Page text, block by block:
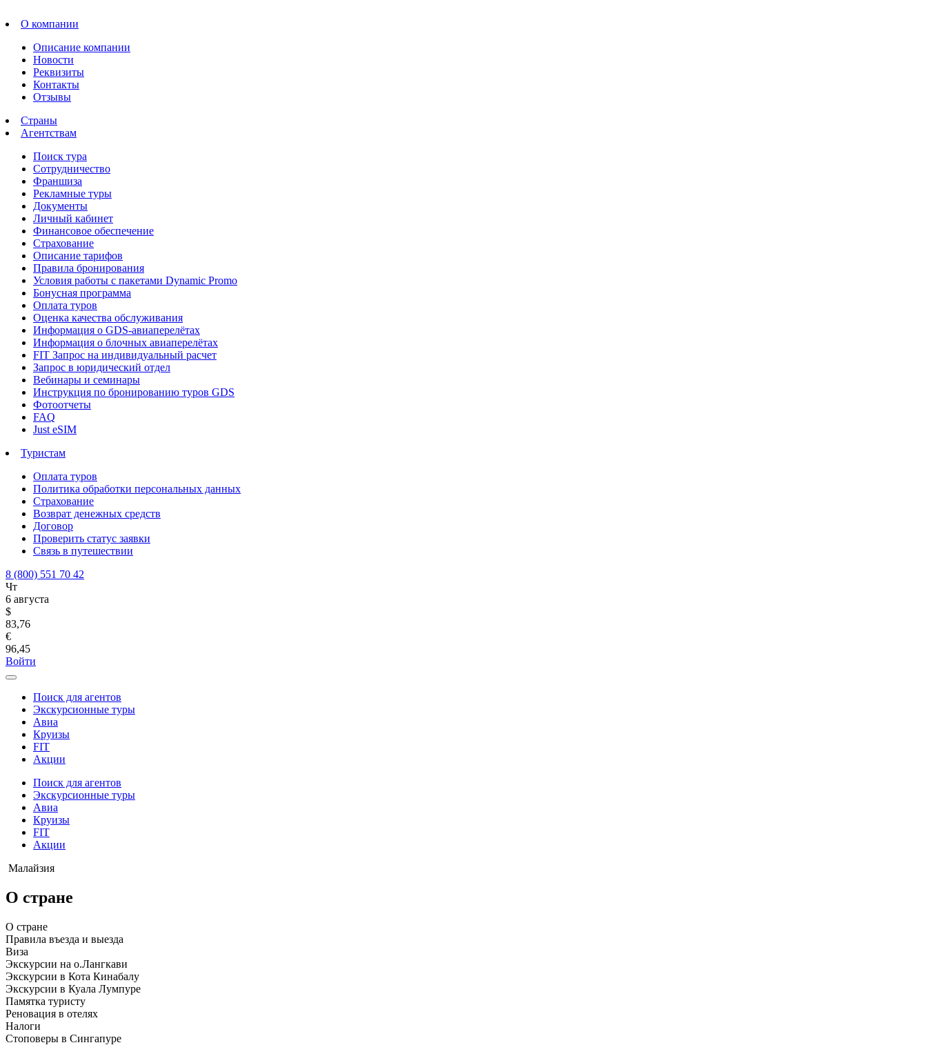
О компании
Описание компании
Новости
Реквизиты
Контакты
Отзывы
Страны
Агентствам
Поиск тура
Сотрудничество
Франшиза
Рекламные туры
Документы
Личный кабинет
Финансовое обеспечение
Страхование
Описание тарифов
Правила бронирования
Условия работы с пакетами Dynamic Promo
Бонусная программа
Оплата туров
Оценка качества обслуживания
Информация о GDS-авиаперелётах
Информация о блочных авиаперелётах
FIT Запрос на индивидуальный расчет
Запрос в юридический отдел
Вебинары и семинары
Инструкция по бронированию туров GDS
Фотоотчеты
FAQ
Just eSIM
Туристам
Оплата туров
Политика обработки персональных данных
Страхование
Возврат денежных средств
Договор
Проверить статус заявки
Связь в путешествии
8 (800) 551 70 42
Чт
6 августа
$
83,76
€
96,45
Войти
Поиск для агентов
Экскурсионные туры
Авиа
Круизы
FIT
Акции
Поиск для агентов
Экскурсионные туры
Авиа
Круизы
FIT
Акции
Малайзия
О стране
О стране
Правила въезда и выезда
Виза
Экскурсии на о.Лангкави
Экскурсии в Кота Кинабалу
Экскурсии в Куала Лумпуре
Памятка туристу
Реновация в отелях
Налоги
Стоповеры в Cингапуре